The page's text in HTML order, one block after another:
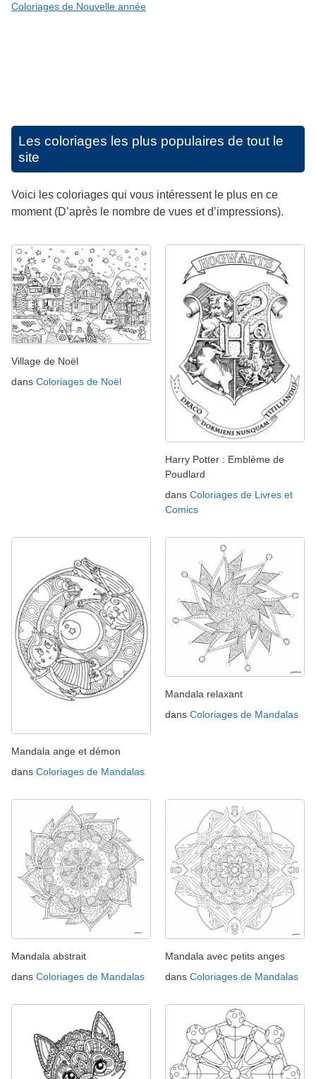
Coloriages de Nouvelle année
Les coloriages les plus populaires de tout le
site
Voici les coloriages qui vous intéressent le plus en ce
moment (D’après le nombre de vues et d’impressions).
Village de Noël
dans Coloriages de Noël
Harry Potter : Emblème de
Poudlard
dans Coloriages de Livres et
Comics
Mandala ange et démon
dans Coloriages de Mandalas
Mandala relaxant
dans Coloriages de Mandalas
Mandala abstrait
dans Coloriages de Mandalas
Mandala avec petits anges
dans Coloriages de Mandalas